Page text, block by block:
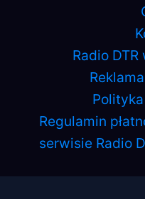
Radio
Regulamin
serwisie Radio